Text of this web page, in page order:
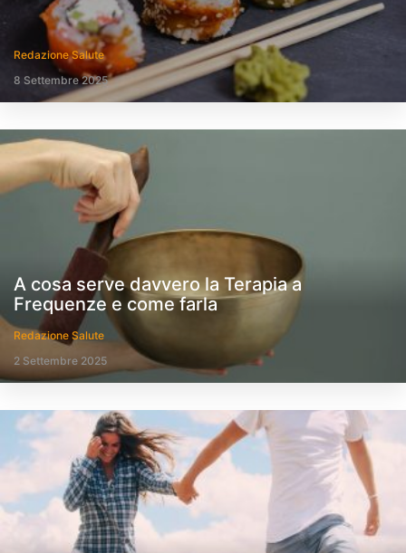
Redazione Salute
8 Settembre 2025
A cosa serve davvero la Terapia a
Frequenze e come farla
Redazione Salute
2 Settembre 2025